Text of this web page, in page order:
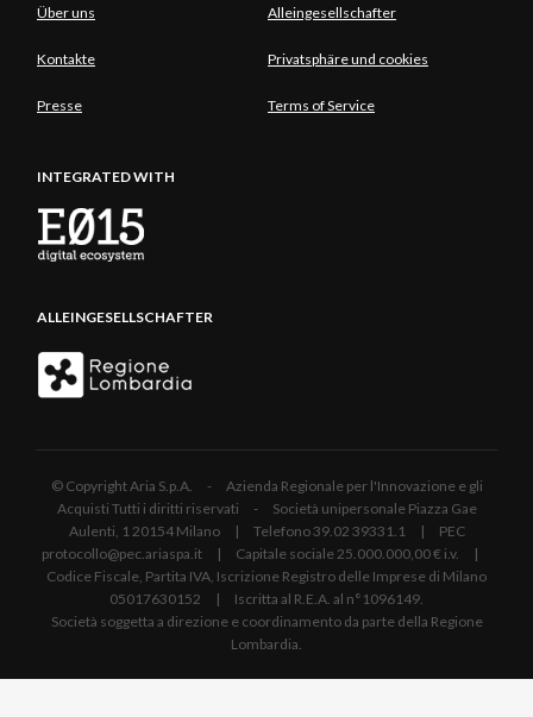
Über uns Alleingesellschafter
Kontakte Privatsphäre und cookies
Presse Terms of Service
INTEGRATED WITH
ALLEINGESELLSCHAFTER
© Copyright Aria S.p.A. - Azienda Regionale per l'Innovazione e gli
Acquisti Tutti i diritti riservati - Società unipersonale Piazza Gae
Aulenti, 1 20154 Milano | Telefono 39.02 39331.1 | PEC
protocollo@pec.ariaspa.it | Capitale sociale 25.000.000,00 € i.v. |
Codice Fiscale, Partita IVA, Iscrizione Registro delle Imprese di Milano
05017630152 | Iscritta al R.E.A. al n°1096149.
Società soggetta a direzione e coordinamento da parte della Regione
Lombardia.